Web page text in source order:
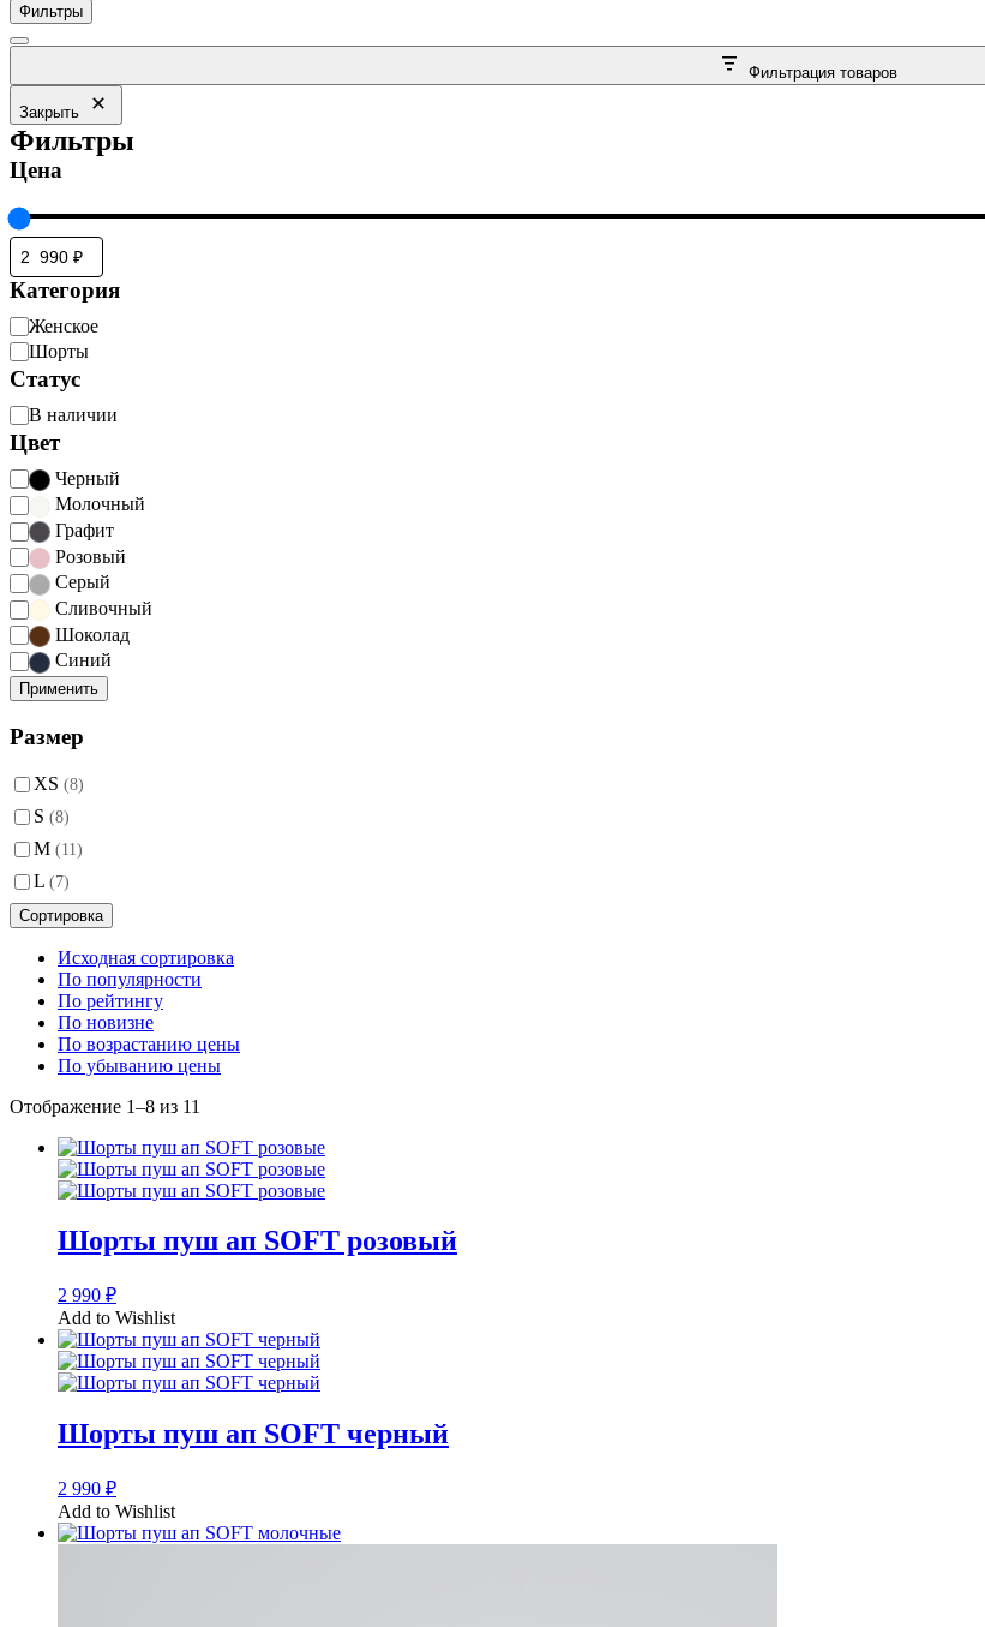
Фильтры
Фильтрация товаров
Закрыть
Фильтры
Цена
Категория
Категория
Женское
Шорты
Статус
Статус
В наличии
Цвет
Цвет Черный
Молочный
Графит
Розовый
Серый
Сливочный
Шоколад
Синий
Применить
Размер
XS (8)
S (8)
M (11)
L (7)
Сортировка
Исходная сортировка
По популярности
По рейтингу
По новизне
По возрастанию цены
По убыванию цены
Отображение 1–8 из 11
Шорты пуш ап SOFT розовый
2 990 ₽
Add to Wishlist
Шорты пуш ап SOFT черный
2 990 ₽
Add to Wishlist